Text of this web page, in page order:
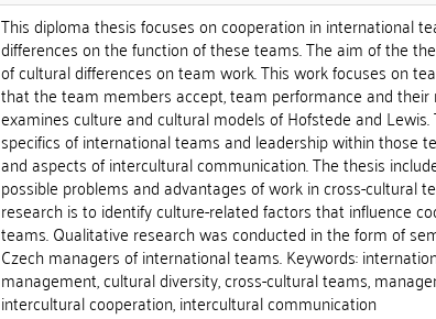
This diploma thesis focuses on cooperation in international
differences on the function of these teams. The aim of the
of cultural differences on team work. This work focuses on
that the team members accept, team performance and their
examines culture and cultural models of Hofstede and
specifics of international teams and leadership within those
and aspects of intercultural communication. The thesis
possible problems and advantages of work in cross-cultural
research is to identify culture-related factors that influence
teams. Qualitative research was conducted in the form of
Czech managers of international teams. Keywords:
management, cultural diversity, cross-cultural teams,
intercultural cooperation, intercultural communication